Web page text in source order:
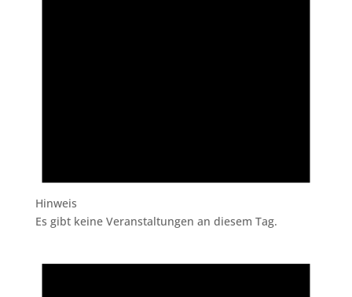
Hinweis
Es gibt keine Veranstaltungen an diesem Tag.